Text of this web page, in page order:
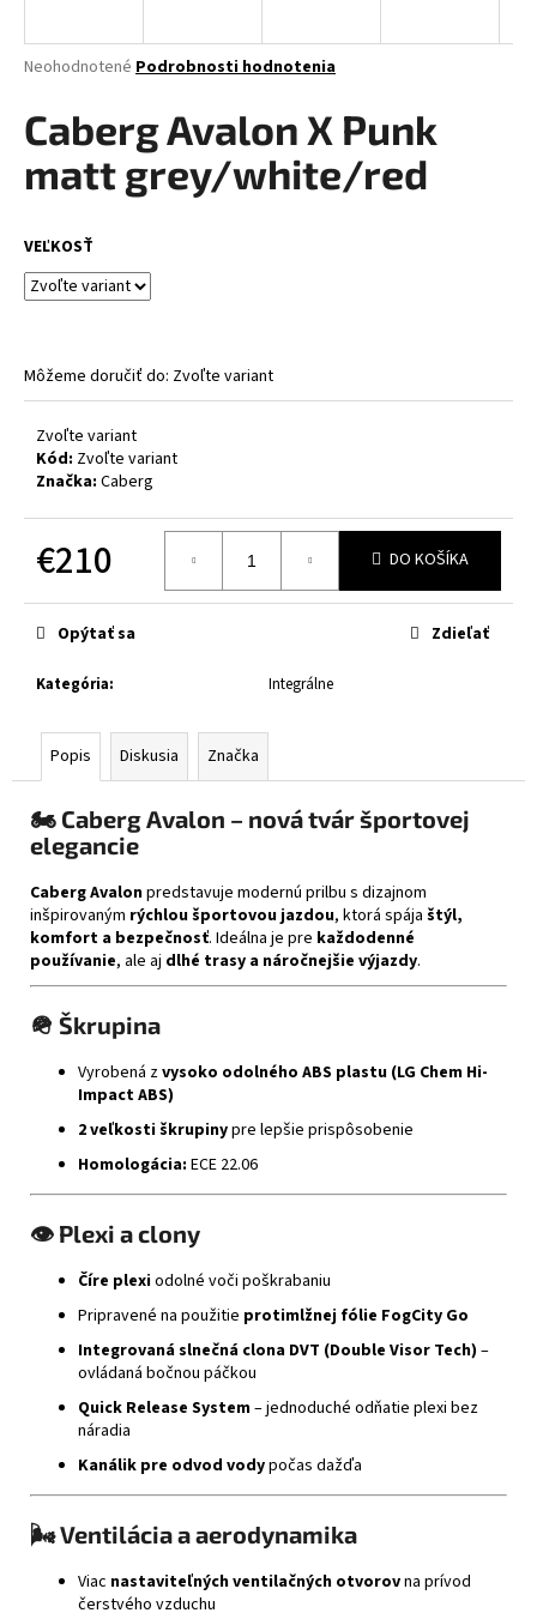
Priemerné
produktu
je
Neohodnotené Podrobnosti hodnotenia
Caberg Avalon X Punk
matt grey/white/red
VEĽKOSŤ
Môžeme doručiť do: Zvoľte variant
Zvoľte variant
Kód: Zvoľte variant
Značka: Caberg
€210
cena:
DO KOŠÍKA
Kategória: Integrálne
Opýtať sa Zdieľať
Popis Diskusia Značka
🏍️ Caberg Avalon – nová tvár športovej
elegancie
Caberg Avalonpredstavuje modernú prilbu s dizajnom
inšpirovaným rýchlou športovou jazdou, ktorá spája štýl,
komfort a bezpečnosť. Ideálna je pre každodenné
používanie, ale aj dlhé trasy a náročnejšie výjazdy.
🪖 Škrupina
Vyrobená zvysoko odolného ABS plastu (LG Chem Hi-
Impact ABS)
2 veľkosti škrupinypre lepšie prispôsobenie
Homologácia: ECE 22.06
👁️ Plexi a clony
Číre plexiodolné voči poškrabaniu
Pripravené na použitie protimlžnej fólie FogCity Go
Integrovaná slnečná clona DVT (Double Visor Tech) –
ovládaná bočnou páčkou
Quick Release System– jednoduché odňatie plexi bez
náradia
Kanálik pre odvod vodypočas dažďa
🌬️Ventilácia a aerodynamika
Viac nastaviteľných ventilačných otvorovna prívod
čerstvého vzduchu
j
ť
?
O
d
p
o
ú
CABERG
LUNAR
MATT
BLACK/GREY/YELLOW
€364